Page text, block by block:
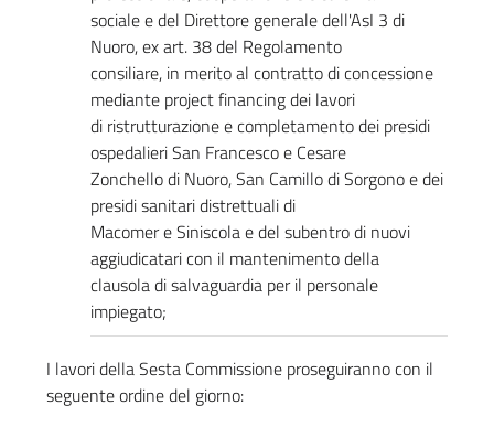
sociale e del Direttore generale dell'AsI 3 di
Nuoro, ex art. 38 del Regolamento
consiliare, in merito al contratto di concessione
mediante project financing dei lavori
di ristrutturazione e completamento dei presidi
ospedalieri San Francesco e Cesare
Zonchello di Nuoro, San Camillo di Sorgono e dei
presidi sanitari distrettuali di
Macomer e Siniscola e del subentro di nuovi
aggiudicatari con il mantenimento della
clausola di salvaguardia per il personale
impiegato;
I lavori della Sesta Commissione proseguiranno con il
seguente ordine del giorno: